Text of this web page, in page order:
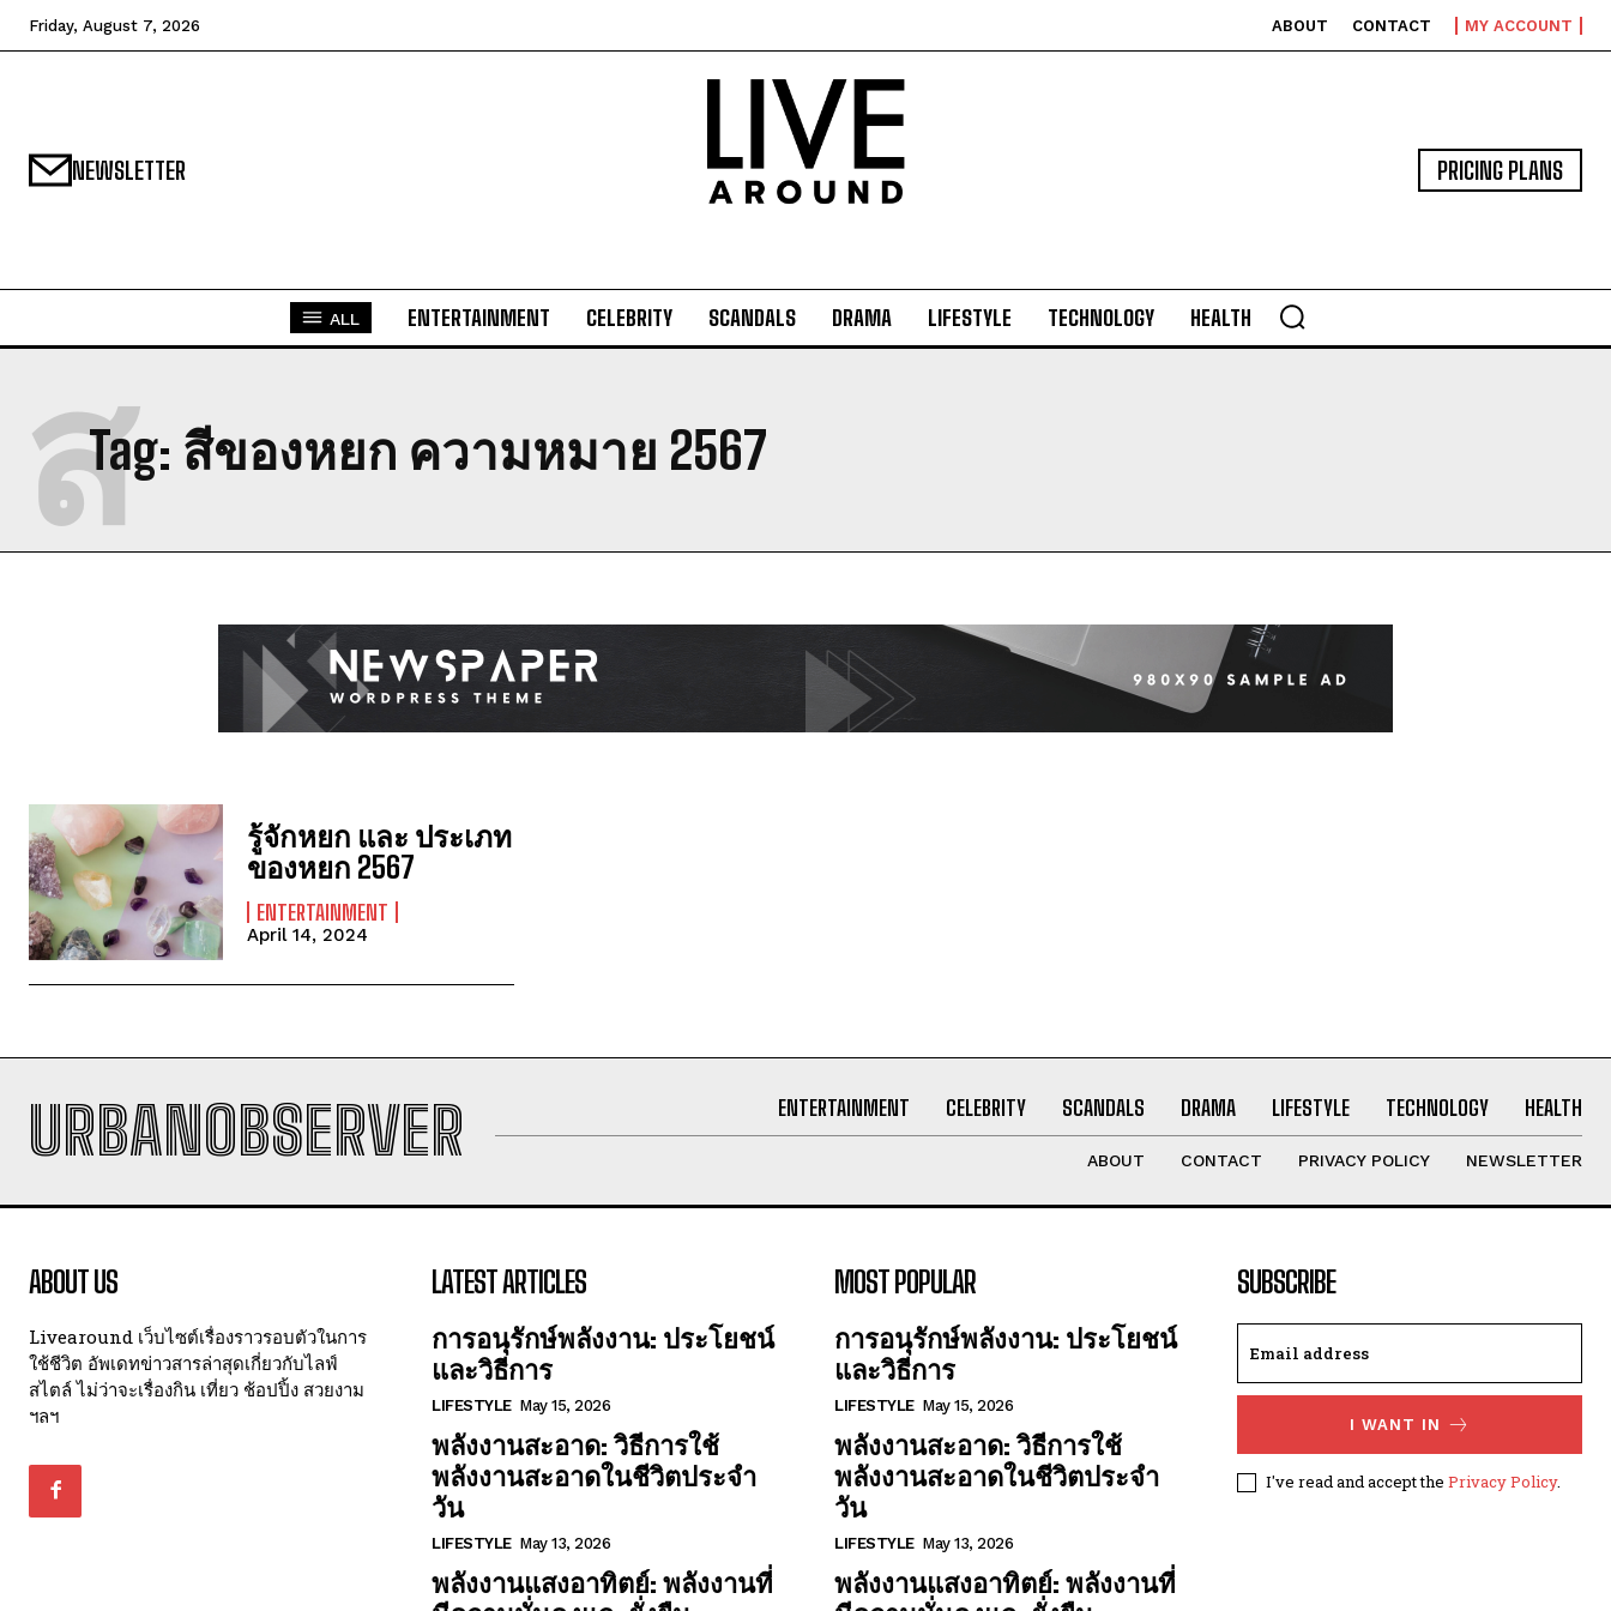
I've read and accept the Privacy Policy.
Friday, August 7, 2026 ABOUT CONTACT MY ACCOUNT
NEWSLETTER PRICING PLANS
ALL ENTERTAINMENT CELEBRITY SCANDALS DRAMA LIFESTYLE TECHNOLOGY HEALTH
Tag: สีของหยก ความหมาย 2567
ส
รู้จักหยก และ ประเภท
ของหยก 2567
ENTERTAINMENT
April 14, 2024
URBANOBSERVER ENTERTAINMENT CELEBRITY SCANDALS DRAMA LIFESTYLE TECHNOLOGY HEALTH
ABOUT CONTACT PRIVACY POLICY NEWSLETTER
ABOUT US
Livearound เว็บไซต์เรื่องราวรอบตัวในการ
ใช้ชีวิต อัพเดทข่าวสารล่าสุดเกี่ยวกับไลฟ์
สไตล์ ไม่ว่าจะเรื่องกิน เที่ยว ช้อปปิ้ง สวยงาม
ฯลฯ
LATEST ARTICLES
การอนุรักษ์พลังงาน: ประโยชน์
และวิธีการ
LIFESTYLE May 15, 2026
พลังงานสะอาด: วิธีการใช้
พลังงานสะอาดในชีวิตประจำ
วัน
LIFESTYLE May 13, 2026
พลังงานแสงอาทิตย์: พลังงานที่
MOST POPULAR
การอนุรักษ์พลังงาน: ประโยชน์
และวิธีการ
LIFESTYLE May 15, 2026
พลังงานสะอาด: วิธีการใช้
พลังงานสะอาดในชีวิตประจำ
วัน
LIFESTYLE May 13, 2026
พลังงานแสงอาทิตย์: พลังงานที่
SUBSCRIBE
I WANT IN
I've read and accept the Privacy Policy.